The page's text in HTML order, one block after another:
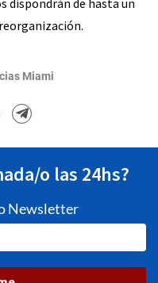
Miami
o las 24hs?
Newsletter